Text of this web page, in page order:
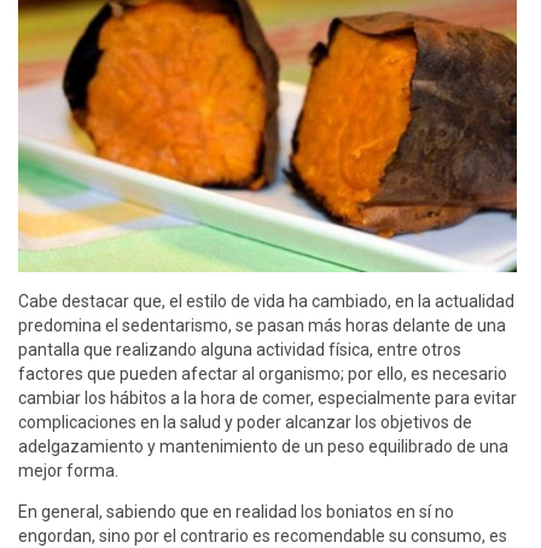
Cabe destacar que, el estilo de vida ha cambiado, en la actualidad
predomina el sedentarismo, se pasan más horas delante de una
pantalla que realizando alguna actividad física, entre otros
factores que pueden afectar al organismo; por ello, es necesario
cambiar los hábitos a la hora de comer, especialmente para evitar
complicaciones en la salud y poder alcanzar los objetivos de
adelgazamiento y mantenimiento de un peso equilibrado de una
mejor forma.
En general, sabiendo que en realidad los boniatos en sí no
engordan, sino por el contrario es recomendable su consumo, es